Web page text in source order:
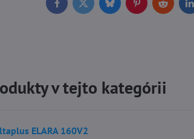
FacebookTwitterBlueskyPinterestReddit
v tejto kategórii
ELARA 160V2